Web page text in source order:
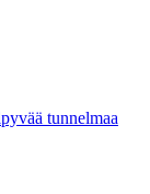
tunnelmaa